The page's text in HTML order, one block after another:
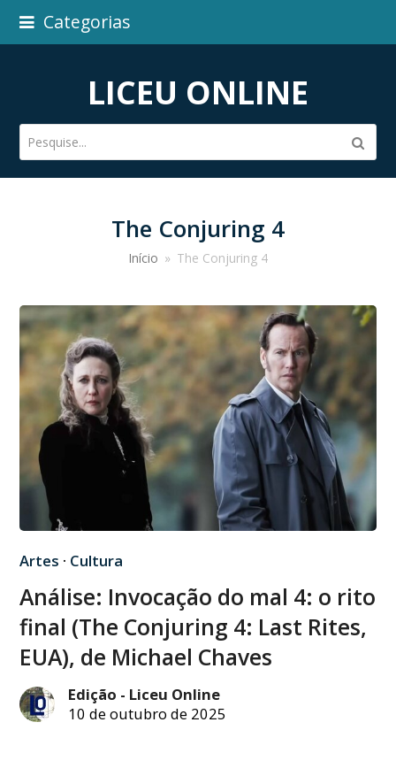
Categorias
LICEU ONLINE
Pesquise...
The Conjuring 4
Início » The Conjuring 4
Artes · Cultura
Análise: Invocação do mal 4: o rito
final (The Conjuring 4: Last Rites,
EUA), de Michael Chaves
Edição - Liceu Online
10 de outubro de 2025